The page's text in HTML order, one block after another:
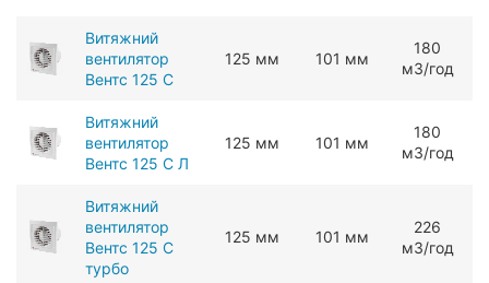
Витяжний
вентилятор
Вентс 125 С
125 мм 101 мм
180
мЗ/год
Витяжний
вентилятор
Вентс 125 С Л
125 мм 101 мм
180
мЗ/год
Витяжний
вентилятор
Вентс 125 С
турбо
125 мм 101 мм
226
мЗ/год